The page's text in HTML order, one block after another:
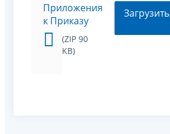
Приложения
к Приказу
(ZIP 90
KB)
Загрузить